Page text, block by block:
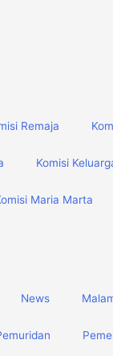
Remaja
Komisi
Maria Marta
News